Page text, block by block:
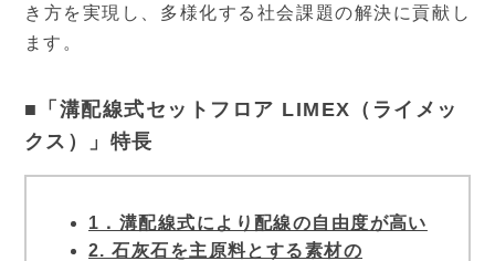
き方を実現し、多様化する社会課題の解決に貢献し
ます。
■「溝配線式セットフロア LIMEX（ライメッ
クス）」特長
1．溝配線式により配線の自由度が高い
2. 石灰石を主原料とする素材の